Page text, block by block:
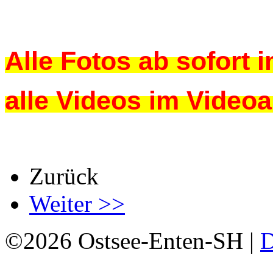
Alle Fotos ab sofort
alleVideos im
Zurück
Weiter >>
©2026 Ostsee-Enten-SH |